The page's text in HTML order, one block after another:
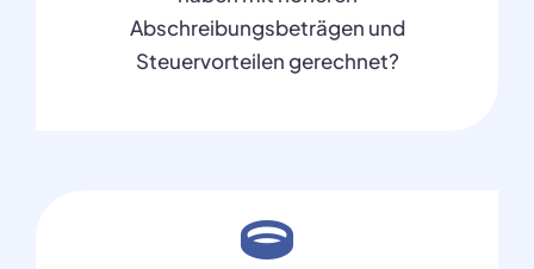
Abschreibungsbeträgen und
Steuervorteilen gerechnet?